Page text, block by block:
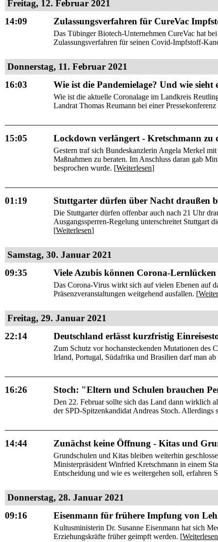
Freitag, 12. Februar 2021
14:09
Zulassungsverfahren für CureVac
Das Tübinger Biotech-Unternehmen CureVac hat
Zulassungsverfahren für seinen Covid-Impfstoff-
Donnerstag, 11. Februar 2021
16:03
Wie ist die Pandemielage? Und wie sieht
Wie ist die aktuelle Coronalage im Landkreis
Landrat Thomas Reumann bei einer
15:05 Lockdown verlängert - Kretschmann zu
Gestern traf sich Bundeskanzlerin Angela Merkel
Maßnahmen zu beraten. Im Anschluss daran gab
besprochen wurde. [Weiterlesen]
01:19 Stuttgarter dürfen über Nacht draußen
Die Stuttgarter dürfen offenbar auch nach 21 Uhr
Ausgangssperren-Regelung unterschreitet Stuttgart
[Weiterlesen]
Samstag, 30. Januar 2021
09:35
Viele Azubis können Corona-Lernlücken
Das Corona-Virus wirkt sich auf vielen Ebenen auf
Präsenzveranstaltungen weitgehend ausfallen. [
Freitag, 29. Januar 2021
22:14
Deutschland erlässt kurzfristig
Zum Schutz vor hochansteckenden Mutationen des
Irland, Portugal, Südafrika und Brasilien darf man
16:26 Stoch: "Eltern und Schulen brauchen
Den 22. Februar sollte sich das Land dann wirklich
der SPD-Spitzenkandidat Andreas Stoch. Allerdings
14:44 Zunächst keine Öffnung - Kitas und
Grundschulen und Kitas bleiben weiterhin
Ministerpräsident Winfried Kretschmann in einem
Entscheidung und wie es weitergehen soll, erfahren
Donnerstag, 28. Januar 2021
09:16
Eisenmann für frühere Impfung von
Kultusministerin Dr. Susanne Eisenmann hat sich
Erziehungskräfte früher geimpft werden. [Weiterlesen